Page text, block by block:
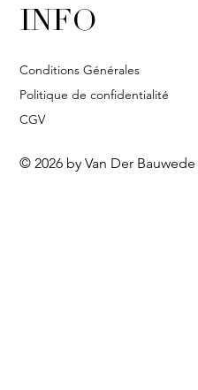
INFO
Conditions Générales
Politique de confidentialité
CGV
© 2026 by Van Der